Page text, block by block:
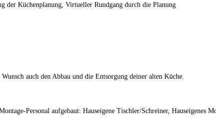
der Küchenplanung, Virtueller Rundgang durch die Planung
auch den Abbau und die Entsorgung deiner alten Küche.
Personal aufgebaut: Hauseigene Tischler/Schreiner, Hauseigenes